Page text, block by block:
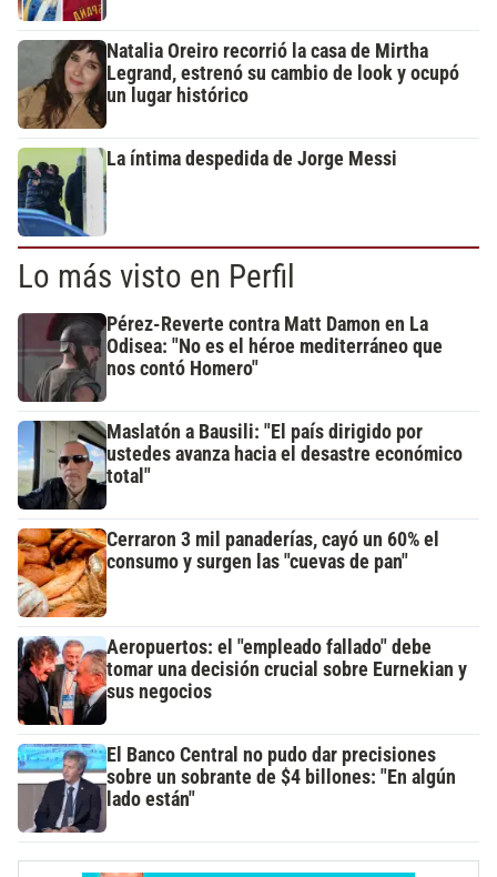
Natalia Oreiro recorrió la casa de Mirtha
Legrand, estrenó su cambio de look y ocupó
un lugar histórico
La íntima despedida de Jorge Messi
Lo más visto en Perfil
Pérez-Reverte contra Matt Damon en La
Odisea: "No es el héroe mediterráneo que
nos contó Homero"
Maslatón a Bausili: "El país dirigido por
ustedes avanza hacia el desastre económico
total"
Cerraron 3 mil panaderías, cayó un 60% el
consumo y surgen las "cuevas de pan"
Aeropuertos: el "empleado fallado" debe
tomar una decisión crucial sobre Eurnekian y
sus negocios
El Banco Central no pudo dar precisiones
sobre un sobrante de $4 billones: "En algún
lado están"